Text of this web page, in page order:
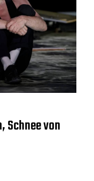
Schnee von